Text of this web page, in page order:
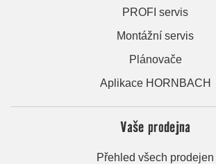
PROFI servis
Montážní servis
Plánovače
Aplikace HORNBACH
Vaše prodejna
Přehled všech prodejen